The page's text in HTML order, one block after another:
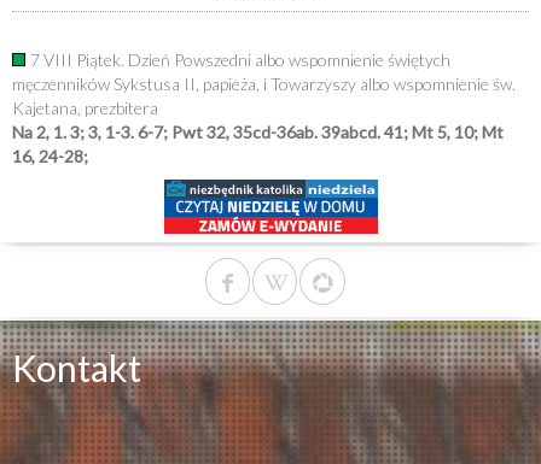
7 VIII Piątek. Dzień Powszedni albo wspomnienie świętych
męczenników Sykstusa II, papieża, i Towarzyszy albo wspomnienie św.
Kajetana, prezbitera
Na 2, 1. 3; 3, 1-3. 6-7; Pwt 32, 35cd-36ab. 39abcd. 41; Mt 5, 10; Mt
16, 24-28;
Kontakt